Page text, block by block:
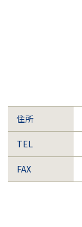
住所
TEL
FAX